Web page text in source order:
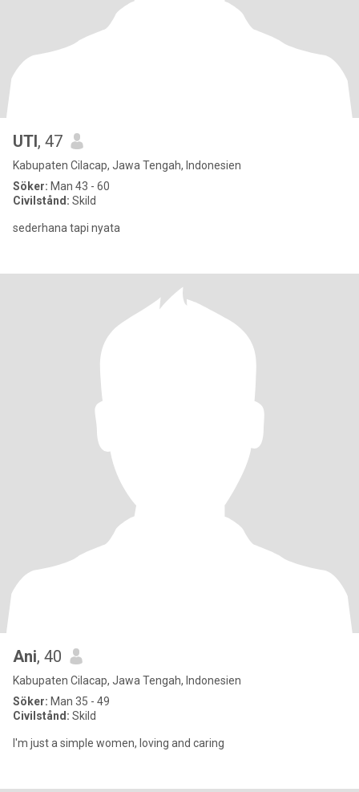
UTI, 47
Kabupaten Cilacap, Jawa Tengah, Indonesien
Söker: Man 43 - 60
Civilstånd: Skild
sederhana tapi nyata
Ani, 40
Kabupaten Cilacap, Jawa Tengah, Indonesien
Söker: Man 35 - 49
Civilstånd: Skild
I'm just a simple women, loving and caring